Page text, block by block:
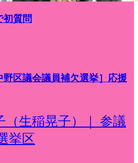
初質問
区議会議員補欠選挙］応援